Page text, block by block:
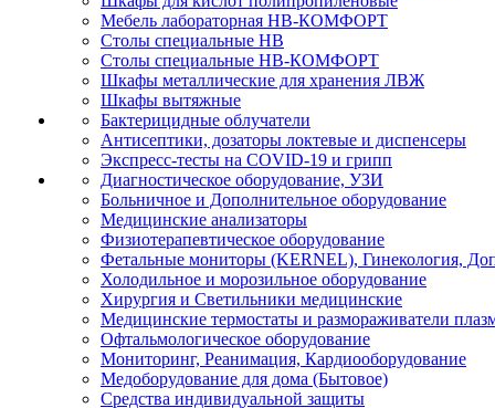
Мебель лабораторная НВ-КОМФОРТ
Столы специальные НВ
Столы специальные НВ-КОМФОРТ
Шкафы металлические для хранения ЛВЖ
Шкафы вытяжные
Бактерицидные облучатели
Антисептики, дозаторы локтевые и диспенсеры
Экспресс-тесты на COVID-19 и грипп
Диагностическое оборудование, УЗИ
Больничное и Дополнительное оборудование
Медицинские анализаторы
Физиотерапевтическое оборудование
Фетальные мониторы (KERNEL), Гинекология,
Холодильное и морозильное оборудование
Хирургия и Светильники медицинские
Медицинские термостаты и размораживатели
Офтальмологическое оборудование
Мониторинг, Реанимация, Кардиооборудование
Медоборудование для дома (Бытовое)
Средства индивидуальной защиты